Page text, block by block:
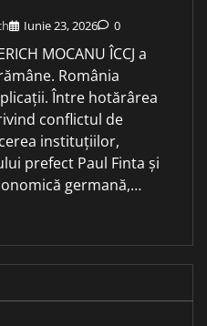
Iunie 23, 2026 0
MOCANU ÎCCJ a
România
Între hotărârea
conflictul de
instituțiilor,
prefect Paul Finta și
germană,…